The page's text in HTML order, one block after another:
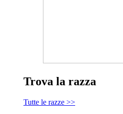
Trova la razza
Tutte le razze >>